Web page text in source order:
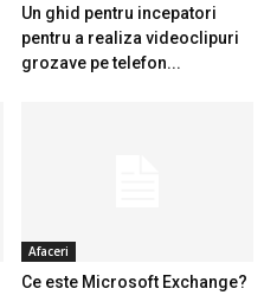
Un ghid pentru incepatori
pentru a realiza videoclipuri
grozave pe telefon...
Afaceri
Ce este Microsoft Exchange?